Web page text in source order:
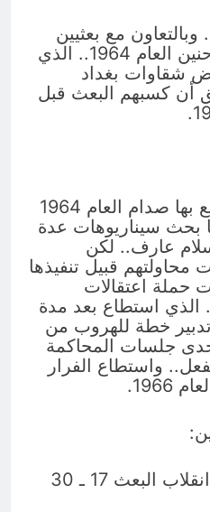
مع بعثيين
شكل صدام قوة جهاز حنين العام 1964.. الذي
شقاوات بغداد
أن كسبهم البعث قبل
ـ كانت الحرية التي تمتع بها صدام العام 1964
بحث سيناريوهات عدة
عارف.. لكن
قبيل تنفيذها
/ 1964 وجرت حملة اعتقالات
الذي استطاع بعد مدة
خطة للهروب من
جلسات المحاكمة
واستطاع الفرار
كانت البداية بعد نجاح انقلاب البعث 17 ـ 30